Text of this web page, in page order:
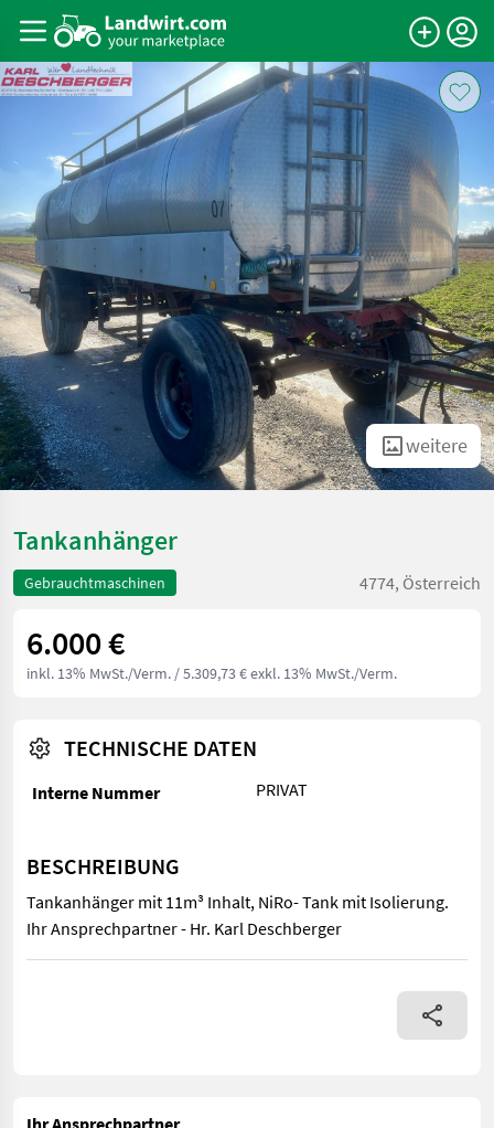
weitere
Tankanhänger
Gebrauchtmaschinen 4774, Österreich
6.000 €
inkl. 13% MwSt./Verm. / 5.309,73 € exkl. 13% MwSt./Verm.
TECHNISCHE DATEN
Interne Nummer PRIVAT
BESCHREIBUNG
Tankanhänger mit 11m³ Inhalt, NiRo- Tank mit Isolierung.
Ihr Ansprechpartner - Hr. Karl Deschberger
Tankanhänger mit 11m³ Inhalt, NiRo- Tank mit Isolierung. Ihr
Ihr Ansprechpartner